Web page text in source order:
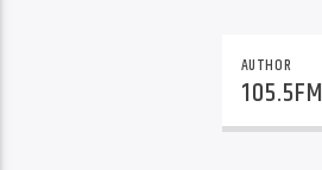
AUTHOR
105.5FM